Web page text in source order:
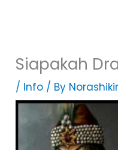
Siapakah
/ Info / By